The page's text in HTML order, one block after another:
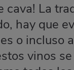
cava! La
hay que
o incluso
vinos